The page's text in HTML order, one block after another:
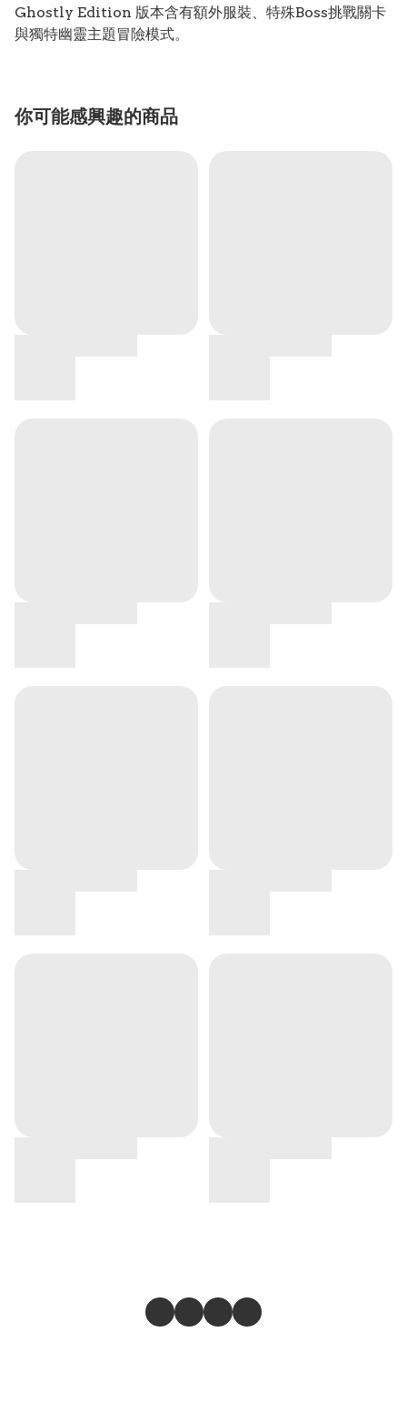
Ghostly Edition 版本含有額外服裝、特殊Boss挑戰關卡
與獨特幽靈主題冒險模式。
你可能感興趣的商品